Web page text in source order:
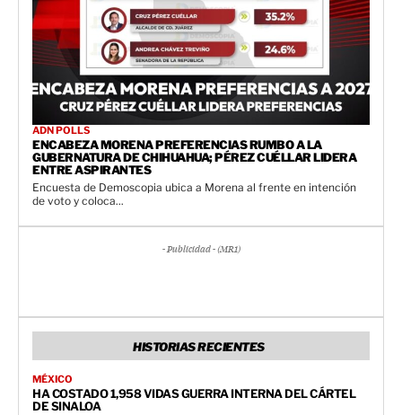
ADN POLLS
ENCABEZA MORENA PREFERENCIAS RUMBO A LA
GUBERNATURA DE CHIHUAHUA; PÉREZ CUÉLLAR LIDERA
ENTRE ASPIRANTES
Encuesta de Demoscopia ubica a Morena al frente en intención
de voto y coloca...
- Publicidad - (MR1)
HISTORIAS RECIENTES
MÉXICO
HA COSTADO 1,958 VIDAS GUERRA INTERNA DEL CÁRTEL
DE SINALOA